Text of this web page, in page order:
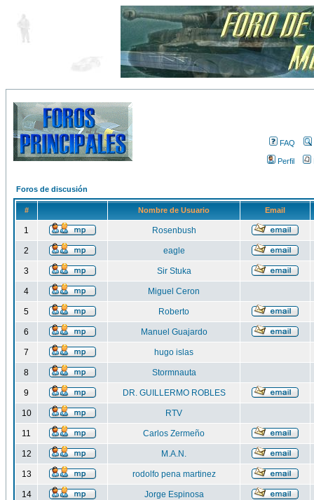
FAQ
Perfil
Foros de discusión
# Nombre de Usuario Email
1 Rosenbush
2 eagle
3 Sir Stuka
4 Miguel Ceron
5 Roberto
6 Manuel Guajardo
7 hugo islas
8 Stormnauta
9 DR. GUILLERMO ROBLES
10 RTV
11 Carlos Zermeño
12 M.A.N.
13 rodolfo pena martinez
14 Jorge Espinosa